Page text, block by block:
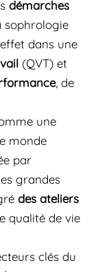
démarches
sophrologie
dans une
(QVT) et
, de
une
monde
par
grandes
des ateliers
qualité de vie
clés du